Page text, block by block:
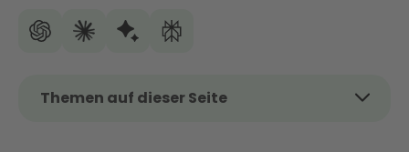
Themen auf dieser Seite